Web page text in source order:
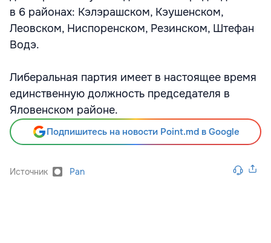
в 6 районах: Кэлэрашском, Кэушенском,
Леовском, Ниспоренском, Резинском, Штефан
Водэ.
Либеральная партия имеет в настоящее время
единственную должность председателя в
Яловенском районе.
Подпишитесь на новости Point.md в Google
Источник Pan